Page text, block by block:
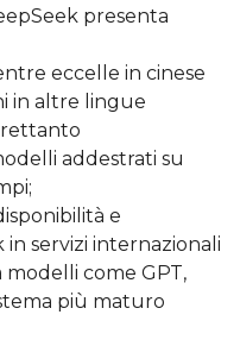
presenta
eccelle in cinese
in altre lingue
addestrati su
e
in servizi internazionali
come GPT,
più maturo